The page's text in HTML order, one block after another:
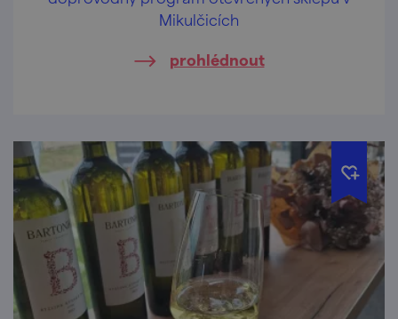
Mikulčicích
prohlédnout